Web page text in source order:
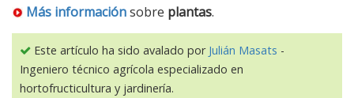
Más informaciónsobre plantas.
Este artículo ha sido avalado por Julián Masats -
Ingeniero técnico agrícola especializado en
hortofructicultura y jardinería.